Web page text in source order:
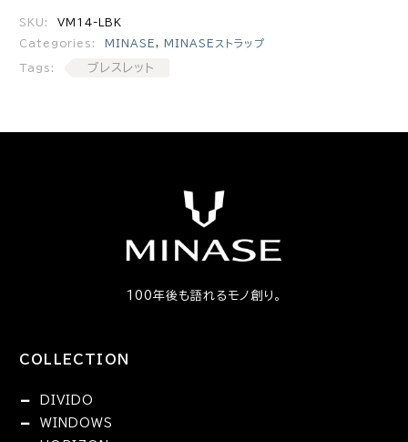
SKU: VM14-LBK
Categories: MINASE, MINASEストラップ
Tags: ブレスレット
100年後も語れるモノ創り。
COLLECTION
DIVIDO
WINDOWS